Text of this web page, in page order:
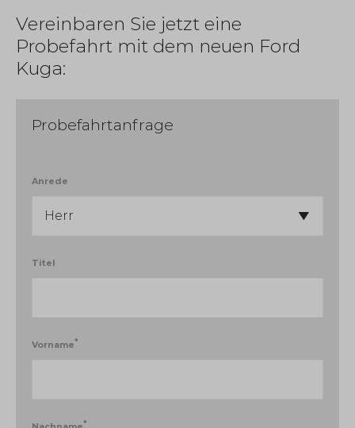
Vereinbaren Sie jetzt eine
Probefahrt mit dem neuen Ford
Kuga:
Probefahrtanfrage
Anrede
Titel
Vorname *
*